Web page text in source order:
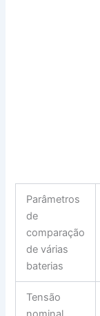
Parâmetros
de
comparação
de várias
baterias
Tensão